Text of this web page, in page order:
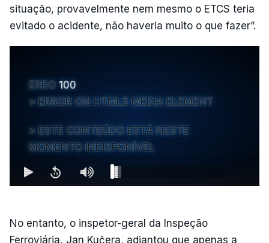
situação, provavelmente nem mesmo o ETCS teria
evitado o acidente, não haveria muito o que fazer”.
ERRO 100
ERROR ON HTML5 MEDIA ELEMENT
ESTE CONTEÚDO ESTÁ NESTE
MOMENTO INDISPONÍVEL
No entanto, o inspetor-geral da Inspeção
Ferroviária, Jan Kučera, adiantou que apenas a